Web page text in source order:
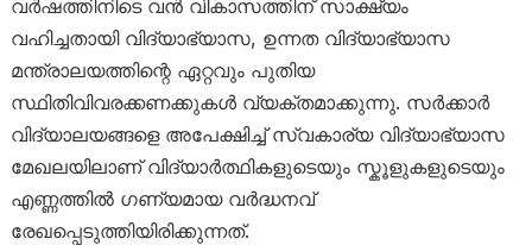
വർഷത്തിനിടെ വൻ വികാസത്തിന് സാക്ഷ്യം
വഹിച്ചതായി വിദ്യാഭ്യാസ, ഉന്നത വിദ്യാഭ്യാസ
മന്ത്രാലയത്തിന്റെ ഏറ്റവും പുതിയ
സ്ഥിതിവിവരക്കണക്കുകൾ വ്യക്തമാക്കുന്നു. സർക്കാർ
വിദ്യാലയങ്ങളെ അപേക്ഷിച്ച് സ്വകാര്യ വിദ്യാഭ്യാസ
മേഖലയിലാണ് വിദ്യാർത്ഥികളുടെയും സ്കൂളുകളുടെയും
എണ്ണത്തിൽ ഗണ്യമായ വർദ്ധനവ്
രേഖപ്പെടുത്തിയിരിക്കുന്നത്.